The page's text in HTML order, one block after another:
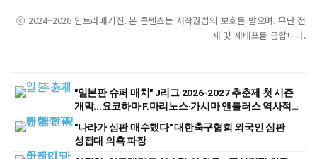
ⓒ 2024–2026 인트라매거진. 본 콘텐츠는 저작권법의 보호를 받으며, 무단 전
재 및 재배포를 금합니다.
"일본판 슈퍼 매치" J리그 2026-2027 추춘제 첫 시즌
개막...요코하마 F.마리노스·가시마 앤틀러스 역사적
"나라가 심판 매수했다" 대한축구협회 외국인 심판
성접대 의혹 파장